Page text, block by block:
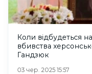
Коли відбудеться
вбивства
Гандзюк
03 чер. 2025 15:57